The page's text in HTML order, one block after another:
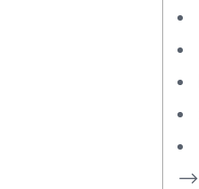
–>